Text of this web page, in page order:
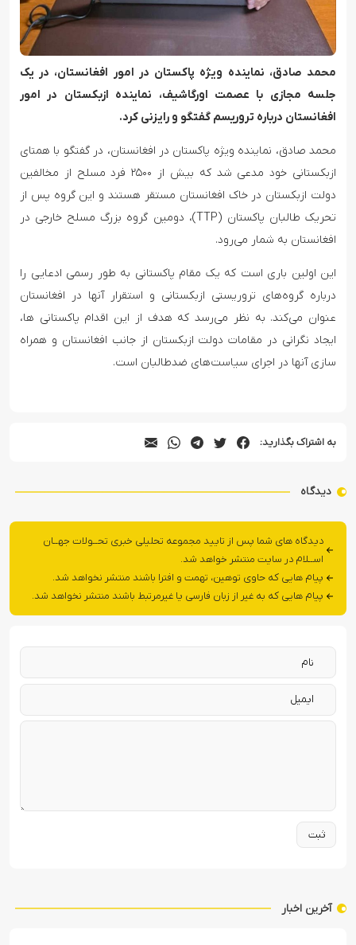
محمد صادق، نماینده ویژه پاکستان در امور افغانستان، در یک
جلسه مجازی با عصمت اورگاشیف، نماینده ازبکستان در امور
افغانستان درباره تروریسم گفتگو و رایزنی کرد.
محمد صادق، نماینده ویژه پاکستان در افغانستان، در گفتگو با همتای
ازبکستانی خود مدعی شد که بیش از ۲۵۰۰ فرد مسلح از مخالفین
دولت ازبکستان در خاک افغانستان مستقر هستند و این گروه پس از
تحریک طالبان پاکستان (TTP)، دومین گروه بزرگ مسلح خارجی در
افغانستان به شمار می‌رود.
این اولین باری است که یک مقام پاکستانی به طور رسمی ادعایی را
درباره گروه‌های تروریستی ازبکستانی و استقرار آنها در افغانستان
عنوان می‌کند. به نظر می‌رسد که هدف از این اقدام پاکستانی ها،
ایجاد نگرانی در مقامات دولت ازبکستان از جانب افغانستان و همراه
سازی آنها در اجرای سیاست‌های ضدطالبان است.
به اشتراک بگذارید:
دیدگاه
دیدگاه های شما پس از تایید مجموعه تحلیلی خبری تحــولات جهــان
اســلام در سایت منتشر خواهد شد.
پیام هایی که حاوی توهین، تهمت و افترا باشند منتشر نخواهد شد.
پیام هایی که به غیر از زبان فارسی یا غیرمرتبط باشند منتشر نخواهد شد.
آخرین اخبار